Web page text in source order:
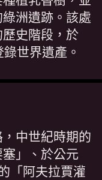
洲遺跡。該處
史階段，於
世界遺產。
中世紀時期的
」、於公元
「阿夫拉賈灌